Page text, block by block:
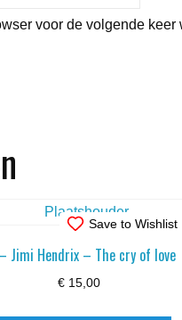
voor de volgende
Save to Wishlist
Jimi Hendrix – The cry of love
€ 15,00